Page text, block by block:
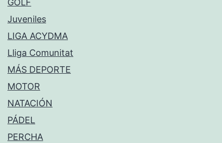
GOLF
Juveniles
LIGA ACYDMA
Lliga Comunitat
MÁS DEPORTE
MOTOR
NATACIÓN
PÁDEL
PERCHA